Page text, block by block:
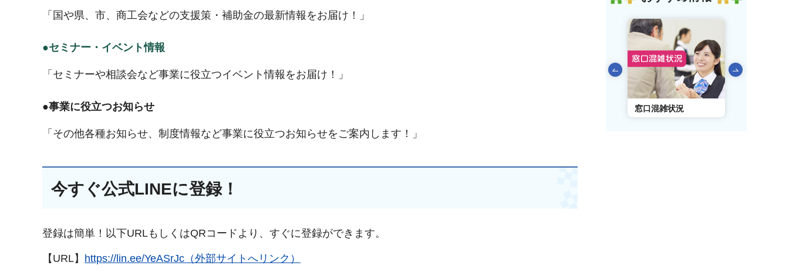
「国や県、市、商工会などの支援策・補助金の最新情報をお届け！」
●セミナー・イベント情報
「セミナーや相談会など事業に役立つイベント情報をお届け！」
●事業に役立つお知らせ
「その他各種お知らせ、制度情報など事業に役立つお知らせをご案内します！」
今すぐ公式LINEに登録！
登録は簡単！以下URLもしくはQRコードより、すぐに登録ができます。
【URL】 https://lin.ee/YeASrJc（外部サイトへリンク）
前のスライドを表示
窓口混雑状況